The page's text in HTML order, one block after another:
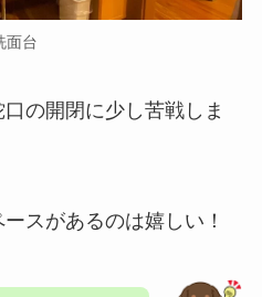
面台
の開閉に少し苦戦しま
スがあるのは嬉しい！